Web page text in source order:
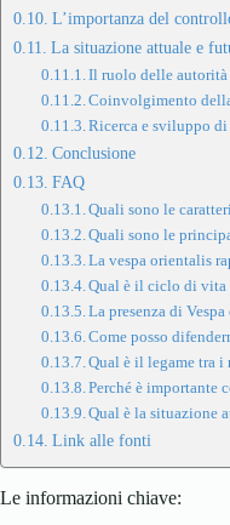
L’importanza del
La situazione attuale e
Il ruolo delle autorità
Coinvolgimento
Ricerca e sviluppo
Conclusione
FAQ
Quali sono le
Quali sono le
La vespa orientalis
Qual è il ciclo di vita
La presenza di
Come posso
Qual è il legame tra
Perché è importante
Qual è la situazione
Link alle fonti
Le informazioni chiave: